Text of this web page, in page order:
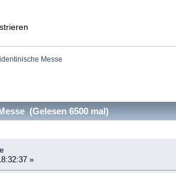
Messe
(Gelesen 6500 mal)
»